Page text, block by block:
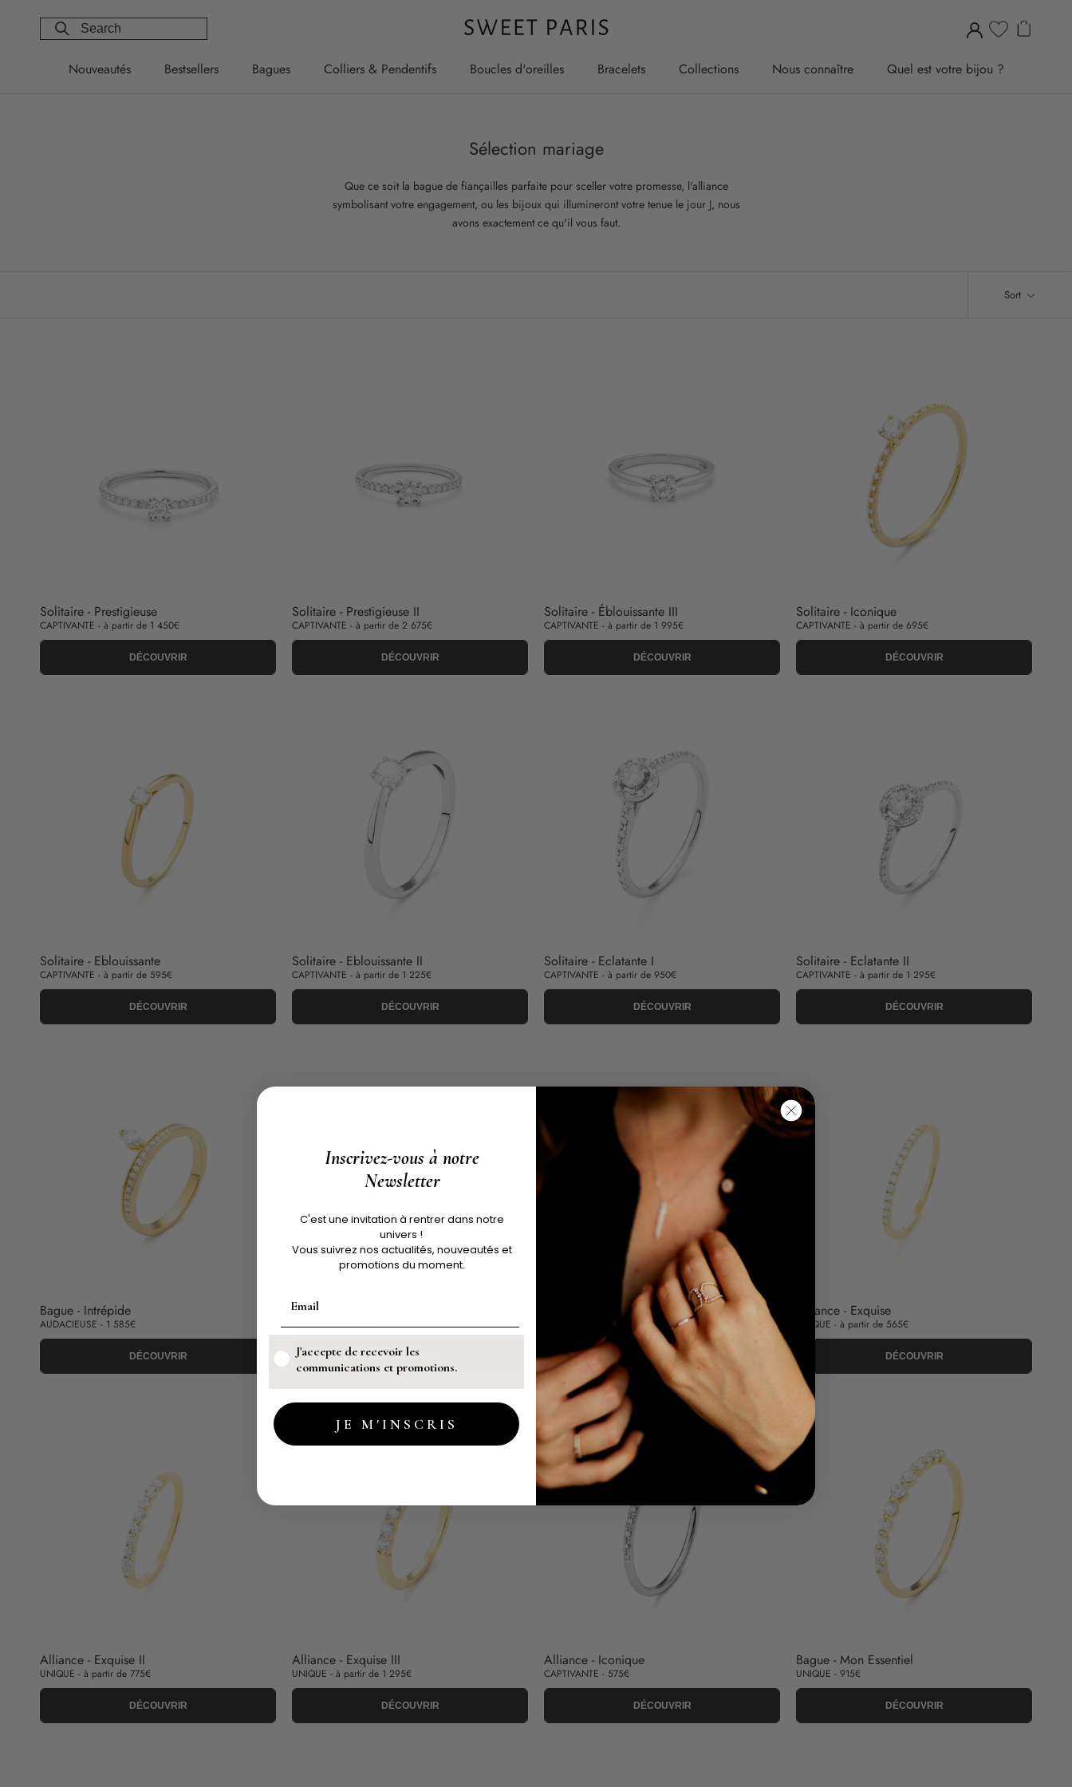
Nouveautés Bestsellers Bagues Colliers & Pendentifs Boucles d'oreilles Bracelets Collections Nous connaître Quel est votre bijou ?
Sélection mariage
Que ce soit la bague de fiançailles parfaite pour sceller votre promesse, l'alliance
symbolisant votre engagement, ou les bijoux qui illumineront votre tenue le jour J, nous
avons exactement ce qu'il vous faut.
Sort
Solitaire - Prestigieuse
CAPTIVANTE - à partir de 1 450€
DÉCOUVRIR
Solitaire - Prestigieuse II
CAPTIVANTE - à partir de 2 675€
DÉCOUVRIR
Solitaire - Éblouissante III
CAPTIVANTE - à partir de 1 995€
DÉCOUVRIR
Solitaire - Iconique
CAPTIVANTE - à partir de 695€
DÉCOUVRIR
Solitaire - Eblouissante
CAPTIVANTE - à partir de 595€
DÉCOUVRIR
Solitaire - Eblouissante II
CAPTIVANTE - à partir de 1 225€
DÉCOUVRIR
Solitaire - Eclatante I
CAPTIVANTE - à partir de 950€
DÉCOUVRIR
Solitaire - Eclatante II
CAPTIVANTE - à partir de 1 295€
DÉCOUVRIR
Bague - Intrépide
AUDACIEUSE - 1 585€
DÉCOUVRIR
Bague cercle - Pétillante
AUDACIEUSE - 980€
DÉCOUVRIR
Bague hexagonale - Pétillante
AUDACIEUSE - 970€
DÉCOUVRIR
Alliance - Exquise
UNIQUE - à partir de 565€
DÉCOUVRIR
Alliance - Exquise II
UNIQUE - à partir de 775€
DÉCOUVRIR
Alliance - Exquise III
UNIQUE - à partir de 1 295€
DÉCOUVRIR
Alliance - Iconique
CAPTIVANTE - 575€
DÉCOUVRIR
Bague - Mon Essentiel
UNIQUE - 915€
DÉCOUVRIR
Inscrivez-vous à notre
Newsletter
C'est une invitation à rentrer dans notre
univers !
Vous suivrez nos actualités, nouveautés et
promotions du moment.
J'accepte de recevoir les
communications et promotions.
JE M'INSCRIS